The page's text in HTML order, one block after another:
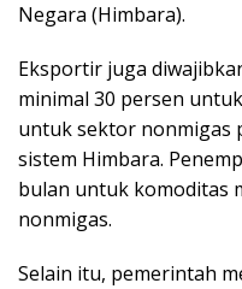
Negara (Himbara).
Eksportir juga
minimal 30 persen
untuk sektor nonmigas
sistem Himbara.
bulan untuk komoditas
nonmigas.
Selain itu, pemerintah